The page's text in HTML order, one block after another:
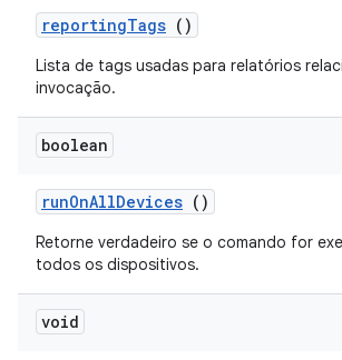
reportingTags ()
Lista de tags usadas para relatórios
invocação.
boolean
runOnAllDevices ()
Retorne verdadeiro se o comando for
todos os dispositivos.
void